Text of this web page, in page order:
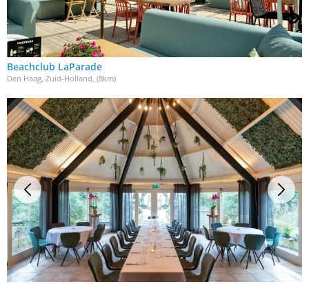
Beachclub LaParade
Den Haag, Zuid-Holland , (8km)